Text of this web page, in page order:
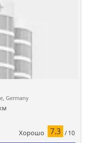
Germany
Хорошо 7.3 / 10